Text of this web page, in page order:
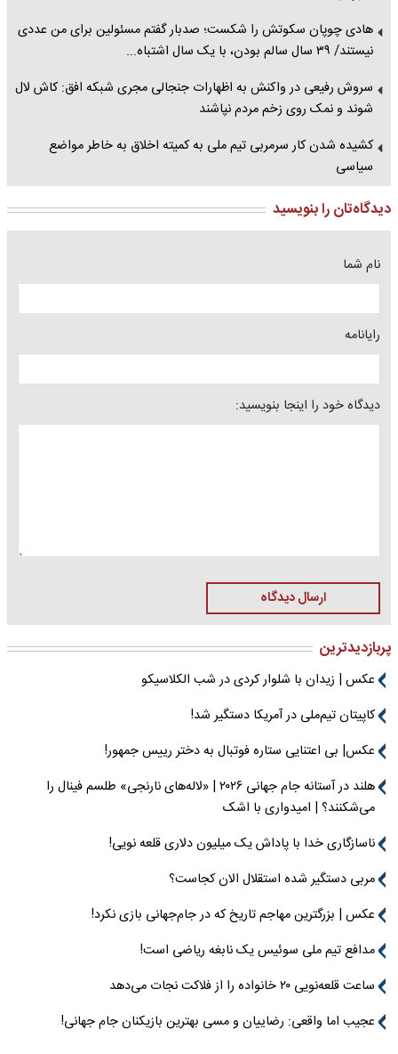
هادی چوپان سکوتش را شکست؛ صدبار گفتم مسئولین برای من عددی
نیستند/ ۳۹ سال سالم بودن، با یک سال اشتباه...
سروش رفیعی در واکنش به اظهارات جنجالی مجری شبکه افق: کاش لال
شوند و نمک روی زخم مردم نپاشند
کشیده شدن کار سرمربی تیم ملی به کمیته اخلاق به خاطر مواضع
سیاسی
دیدگاه‌تان را بنویسید
نام شما
رایانامه
دیدگاه خود را اینجا بنویسید:
ارسال دیدگاه
پربازدیدترین
عکس | زیدان با شلوار کردی در شب الکلاسیکو
کاپیتان تیم‌ملی در آمریکا دستگیر شد!
عکس| بی اعتنایی ستاره فوتبال به دختر رییس جمهور!
هلند در آستانه جام جهانی ۲۰۲۶ | «لاله‌های نارنجی» طلسم فینال را
می‌شکنند؟ | امیدواری با اشک
ناسازگاری خدا با پاداش یک میلیون دلاری قلعه نویی!
مربی دستگیر شده استقلال الان کجاست؟
عکس | بزرگترین مهاجم تاریخ که در جام‌جهانی بازی نکرد!
مدافع تیم ملی سوئیس یک نابغه ریاضی است!
ساعت قلعه‌نویی ۲۰ خانواده را از فلاکت نجات می‌دهد
عجیب اما واقعی: رضاییان و مسی بهترین بازیکنان جام جهانی!